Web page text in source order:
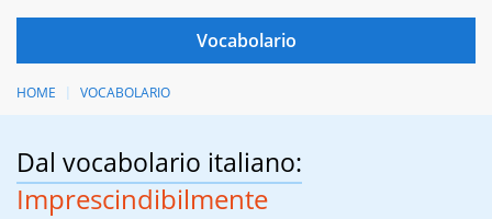
HOME VOCABOLARIO
Dal vocabolario italiano:
Imprescindibilmente